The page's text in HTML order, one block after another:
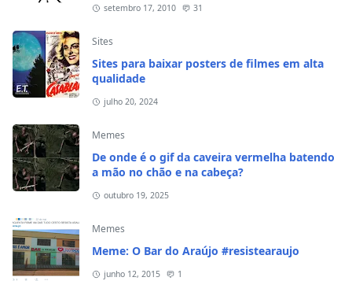
setembro 17, 2010 31
Sites
Sites para baixar posters de filmes em alta
qualidade
julho 20, 2024
Memes
De onde é o gif da caveira vermelha batendo
a mão no chão e na cabeça?
outubro 19, 2025
Memes
Meme: O Bar do Araújo #resistearaujo
junho 12, 2015 1